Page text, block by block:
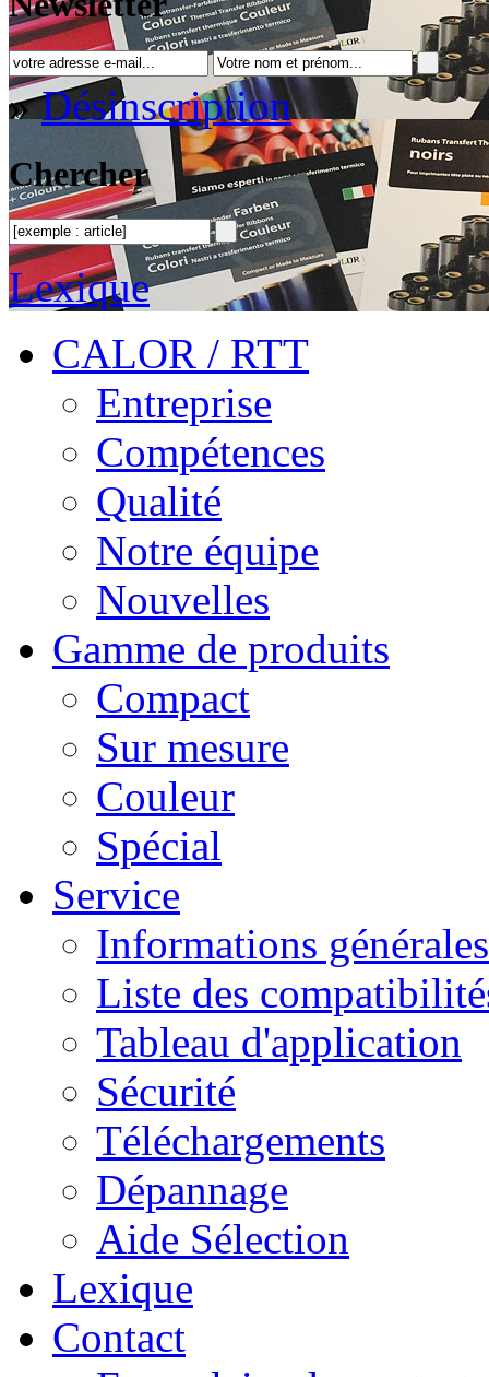
»Désinscription
Chercher
Lexique
CALOR / RTT
Entreprise
Compétences
Qualité
Notre équipe
Nouvelles
Gamme de produits
Compact
Sur mesure
Couleur
Spécial
Service
Informations
Liste des
Tableau d'application
Sécurité
Téléchargements
Dépannage
Aide Sélection
Lexique
Contact